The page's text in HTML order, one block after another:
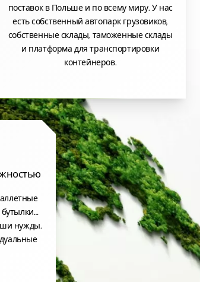
поставок в Польше и по всему миру. У нас
есть собственный автопарк грузовиков,
собственные склады, таможенные склады
и платформа для транспортировки
контейнеров.
нужды.